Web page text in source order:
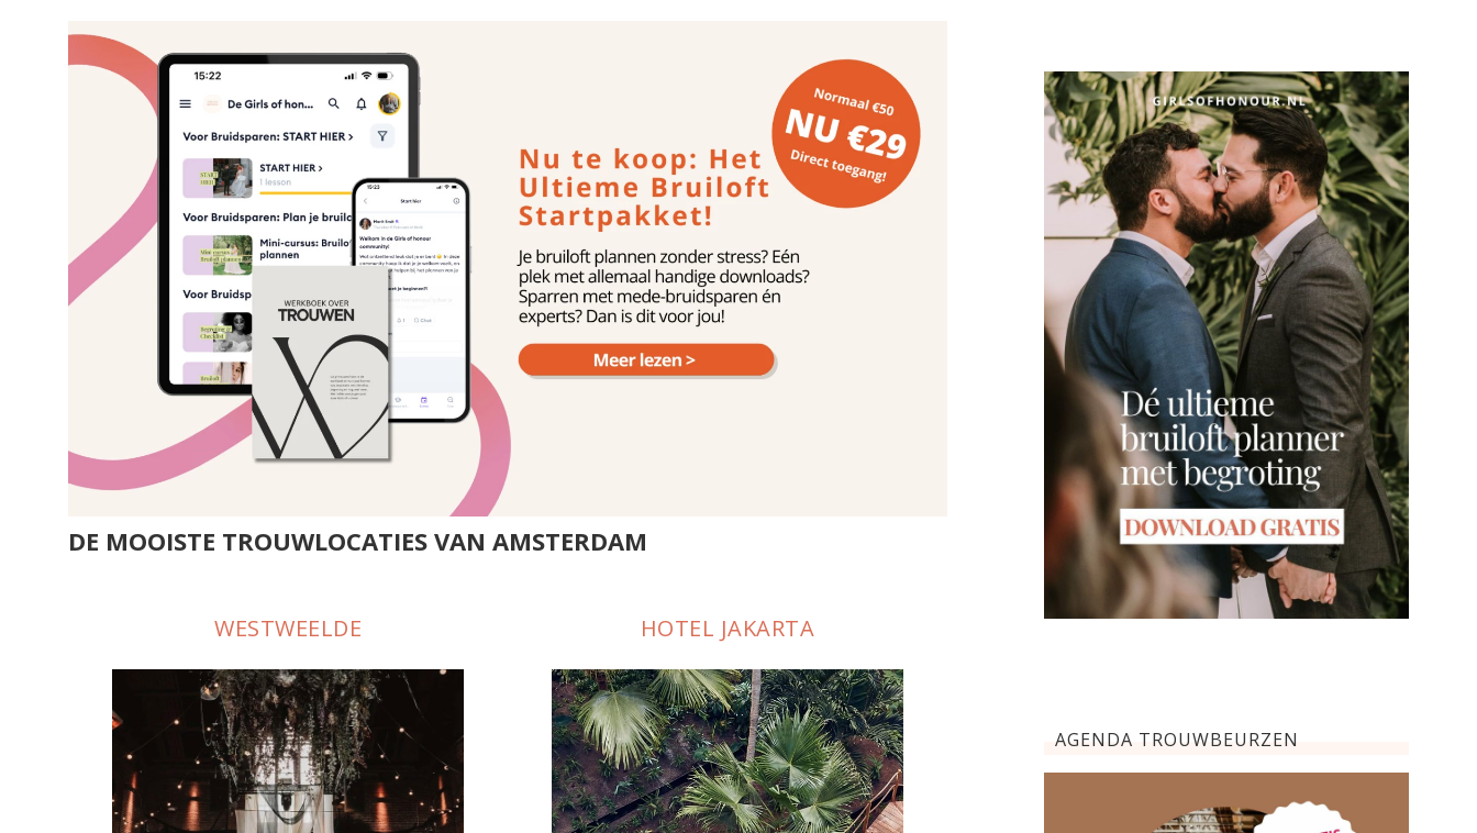
DE MOOISTE TROUWLOCATIES VAN AMSTERDAM
WESTWEELDE HOTEL JAKARTA
AGENDA TROUWBEURZEN